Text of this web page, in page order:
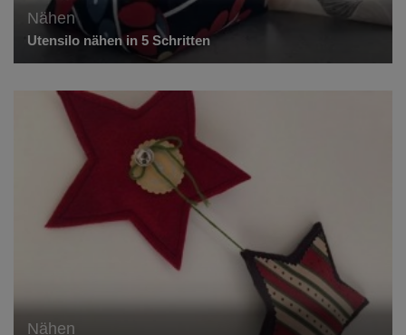
Nähen
Utensilo nähen in 5 Schritten
Nähen